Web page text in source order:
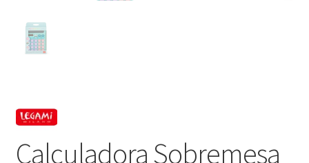
Calculadora Sobremesa